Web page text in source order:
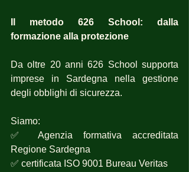
Il metodo 626 School: dalla
formazione alla protezione
Da oltre 20 anni 626 School supporta
imprese in Sardegna nella gestione
degli obblighi di sicurezza.
Siamo:
✅ Agenzia formativa accreditata
Regione Sardegna
✅ certificata ISO 9001 Bureau Veritas